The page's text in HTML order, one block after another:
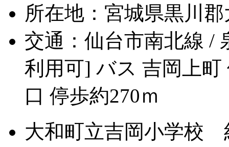
所在地：宮城県黒川
交通：仙台市南北線 /
利用可] バス 吉岡上
口 停歩約270ｍ
大和町立吉岡小学校